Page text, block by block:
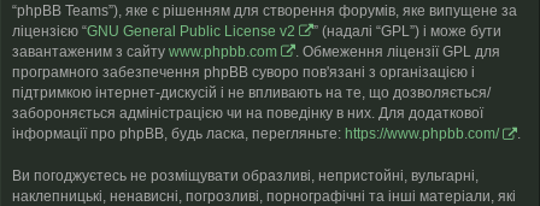
“phpBB Teams”), яке є рішенням для створення форумів, яке випущене за
ліцензією “GNU General Public License v2
” (надалі “GPL”) і може бути
завантаженим з сайту www.phpbb.com
. Обмеження ліцензії GPL для
програмного забезпечення phpBB суворо пов'язані з організацією і
підтримкою інтернет-дискусій і не впливають на те, що дозволяється/
забороняється адміністрацією чи на поведінку в них. Для додаткової
інформації про phpBB, будь ласка, перегляньте: https://www.phpbb.com/ .
Ви погоджуєтесь не розміщувати образливі, непристойні, вульгарні,
наклепницькі, ненависні, погрозливі, порнографічні та інші матеріали, які